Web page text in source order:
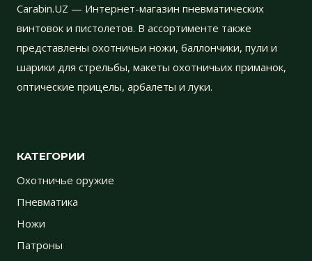
Carabin.UZ — Интернет-магазин пневматических
винтовок и пистолетов. В ассортименте также
представлены охотничьи ножи, баллончики, пули и
шарики для стрельбы, макеты охотничьих приманок,
оптические прицелы, арбалеты и луки.
КАТЕГОРИИ
Охотничье оружие
Пневматика
Ножи
Патроны